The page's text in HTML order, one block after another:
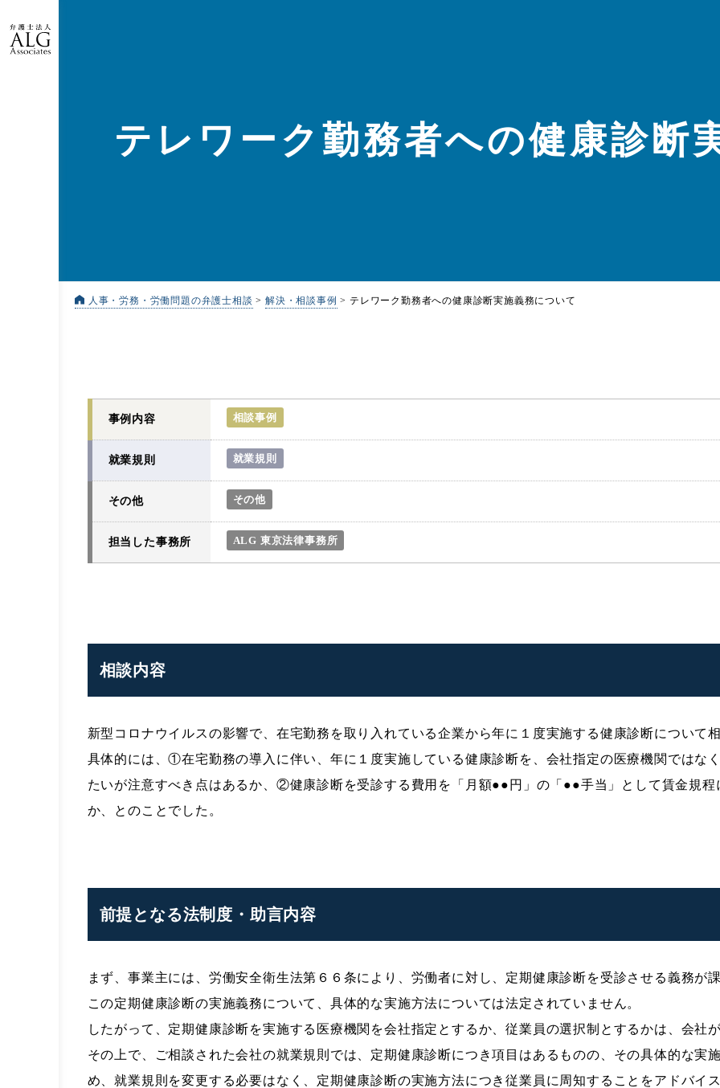
テレワーク勤務者への健康診断
人事・労務・労働問題の弁護士相談 >解決・相談事例 >テレワーク勤務者への健康診断実施義務について
事例内容 相談事例
就業規則 就業規則
その他 その他
担当した事務所 ALG 東京法律事務所
相談内容
新型コロナウイルスの影響で、在宅勤務を取り入れている企業から年に１度実施する健康診断について
具体的には、①在宅勤務の導入に伴い、年に１度実施している健康診断を、会社指定の医療機関ではな
たいが注意すべき点はあるか、②健康診断を受診する費用を「月額●●円」の「●●手当」として賃金規
か、とのことでした。
前提となる法制度・助言内容
まず、事業主には、労働安全衛生法第６６条により、労働者に対し、定期健康診断を受診させる義務が
この定期健康診断の実施義務について、具体的な実施方法については法定されていません。
したがって、定期健康診断を実施する医療機関を会社指定とするか、従業員の選択制とするかは、会社
その上で、ご相談された会社の就業規則では、定期健康診断につき項目はあるものの、その具体的な実
め、就業規則を変更する必要はなく、定期健康診断の実施方法につき従業員に周知することをアドバイ